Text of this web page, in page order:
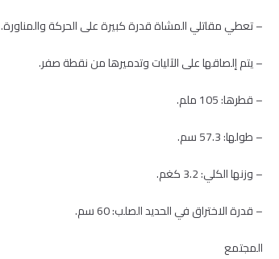
– تعطي مقاتلي المشاة قدرة كبيرة على الحركة والمناورة.
– يتم إلصاقها على الآليات وتدميرها من نقطة صفر.
– قطرها: 105 ملم.
– طولها: 57.3 سم.
– وزنها الكلي: 3.2 كغم.
– قدرة الاختراق في الحديد الصلب: 60 سم.
المجتمع